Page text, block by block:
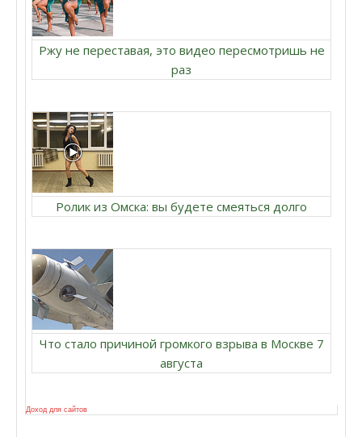
Ржу не переставая, это видео пересмотришь не
раз
Ролик из Омска: вы будете смеяться долго
Что стало причиной громкого взрыва в Москве 7
августа
Доход для сайтов